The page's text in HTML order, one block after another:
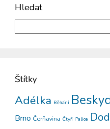
Hledat
Štítky
Adélka Běhání
Brno Čerňavina Čtyři Palice